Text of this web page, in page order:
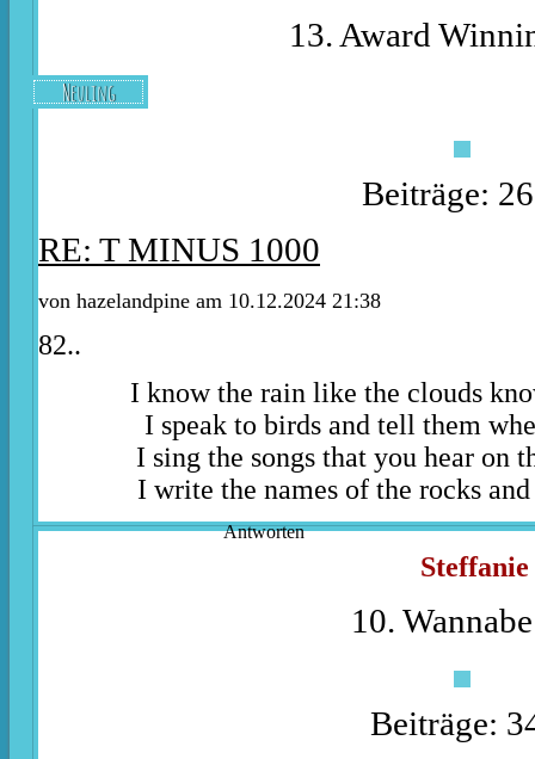
13. Award
Neuling
Beiträge:
RE: T MINUS 1000
von hazelandpine am 10.12.2024 21:38
82..
I know the rain like the clouds
I speak to birds and tell them
I sing the songs that you hear on
I write the names of the rocks
Antworten
Steffanie
10.
Beiträge: